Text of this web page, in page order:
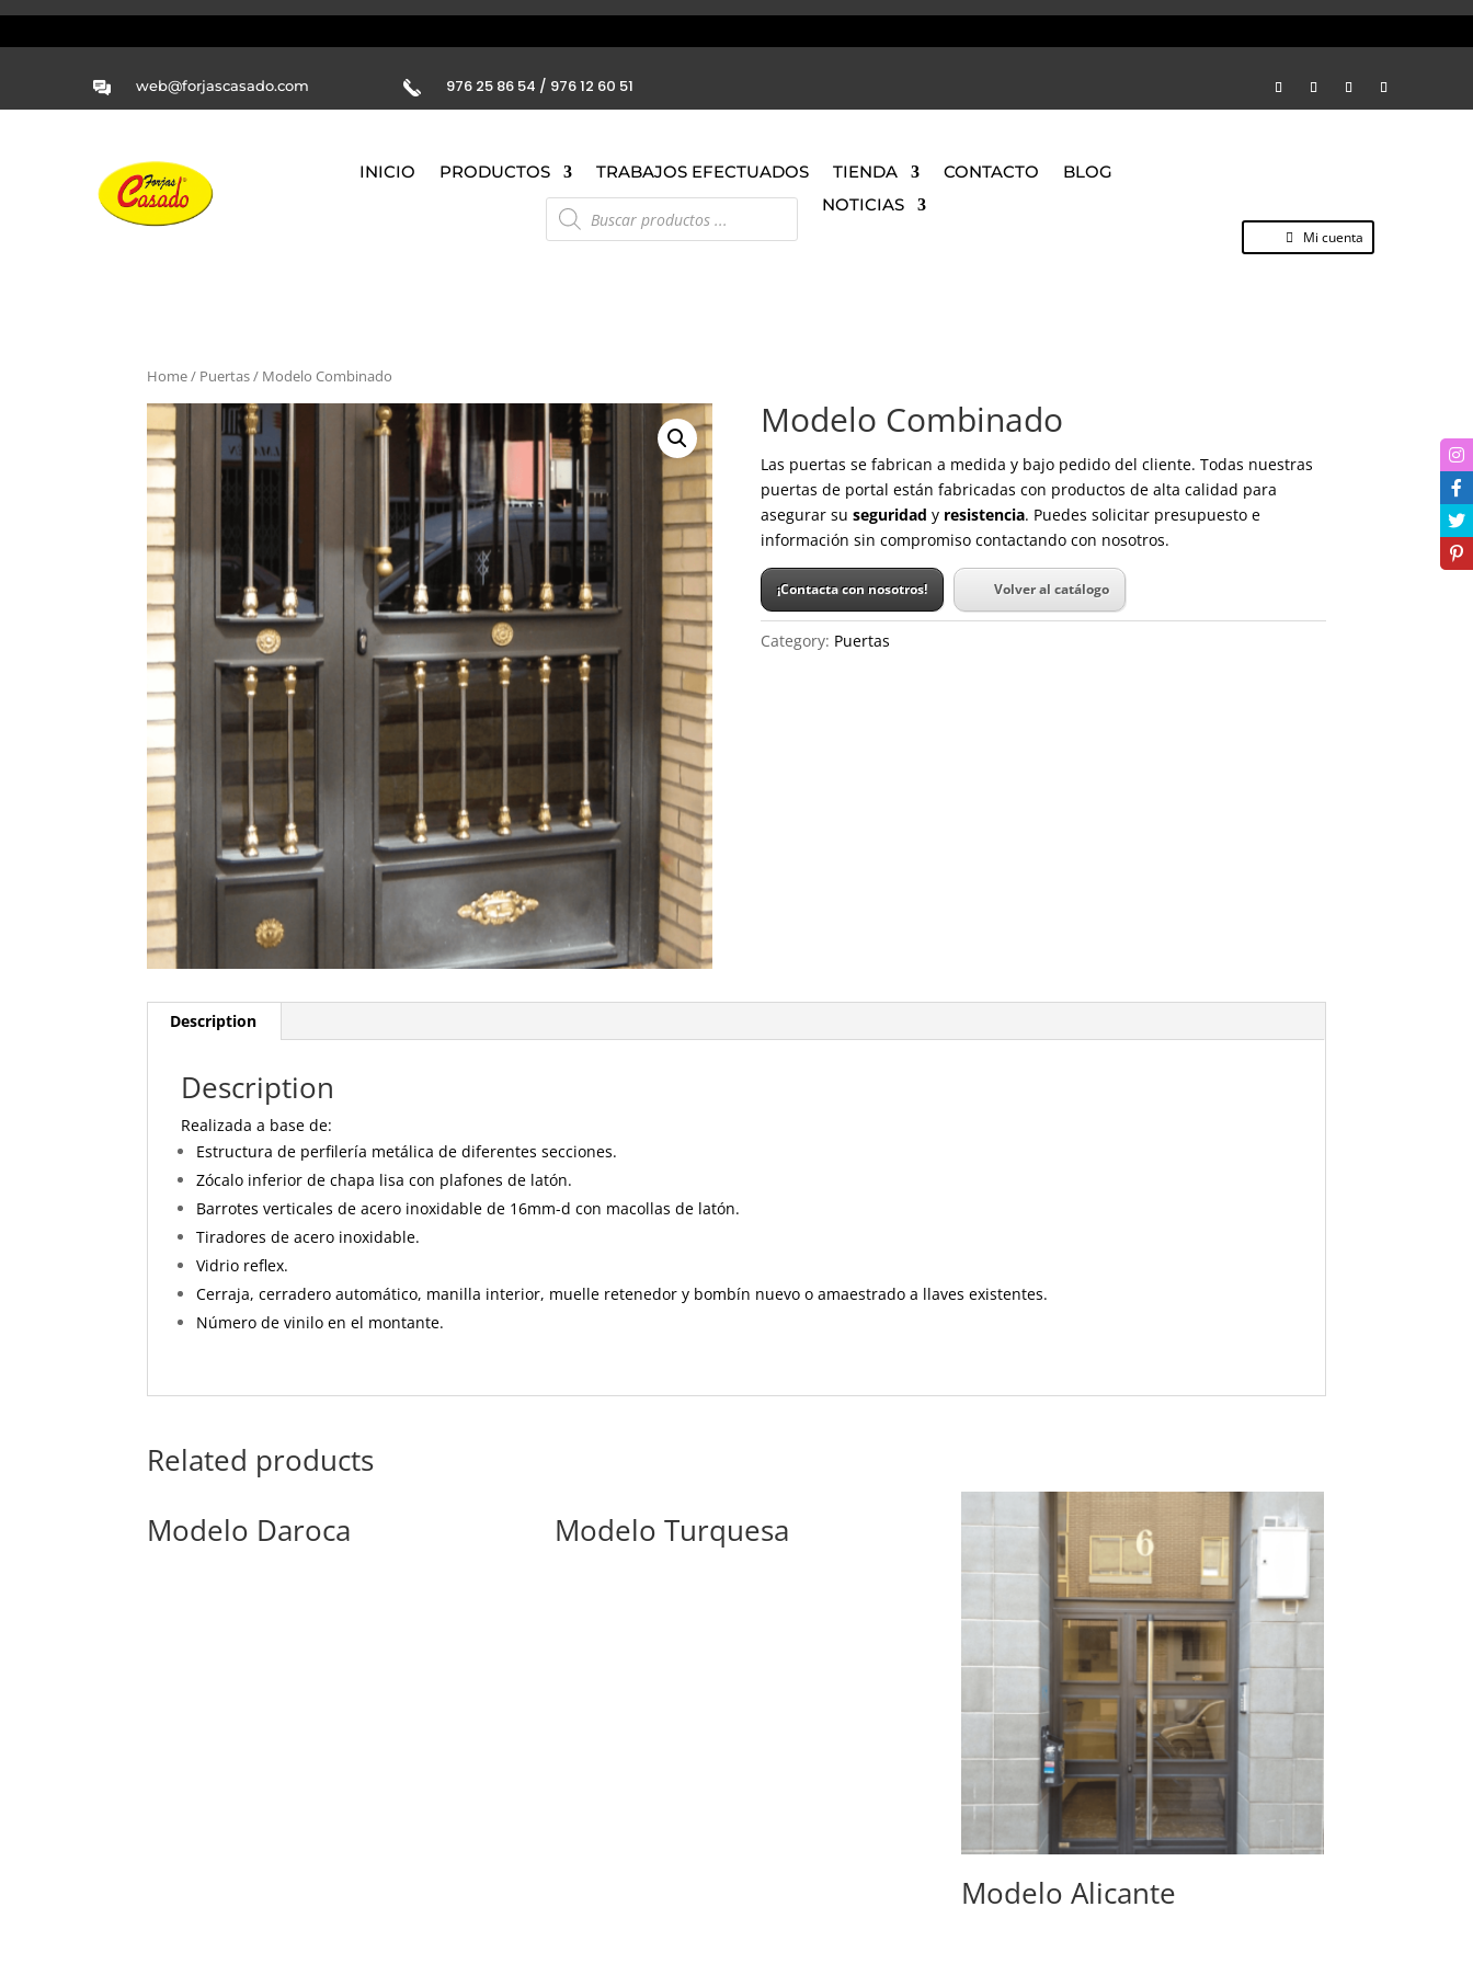
web@forjascasado.com 976 25 86 54 / 976 12 60 51
INICIO PRODUCTOS TRABAJOS EFECTUADOS TIENDA CONTACTO
BLOG
Búsqueda
de
productos
NOTICIAS
Mi cuenta
Home/ Puertas/ Modelo Combinado
Modelo Combinado
Las puertas se fabrican a medida y bajo pedido del cliente. Todas nuestras
puertas de portal están fabricadas con productos de alta calidad para
asegurar su seguridad y resistencia. Puedes solicitar presupuesto e
información sin compromiso contactando con nosotros.
¡Contacta con nosotros! Volver al catálogo
Category: Puertas
Description
Description
Realizada a base de:
Estructura de perfilería metálica de diferentes secciones.
Zócalo inferior de chapa lisa con plafones de latón.
Barrotes verticales de acero inoxidable de 16mm-d con macollas de latón.
Tiradores de acero inoxidable.
Vidrio reflex.
Cerraja, cerradero automático, manilla interior, muelle retenedor y bombín nuevo o amaestrado a llaves existentes.
Número de vinilo en el montante.
Related products
Modelo Daroca
Modelo Turquesa
Modelo Alicante